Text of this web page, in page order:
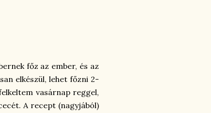
főz az ember, és az
elkészül, lehet főzni 2-
vasárnap reggel,
A recept (nagyjából)